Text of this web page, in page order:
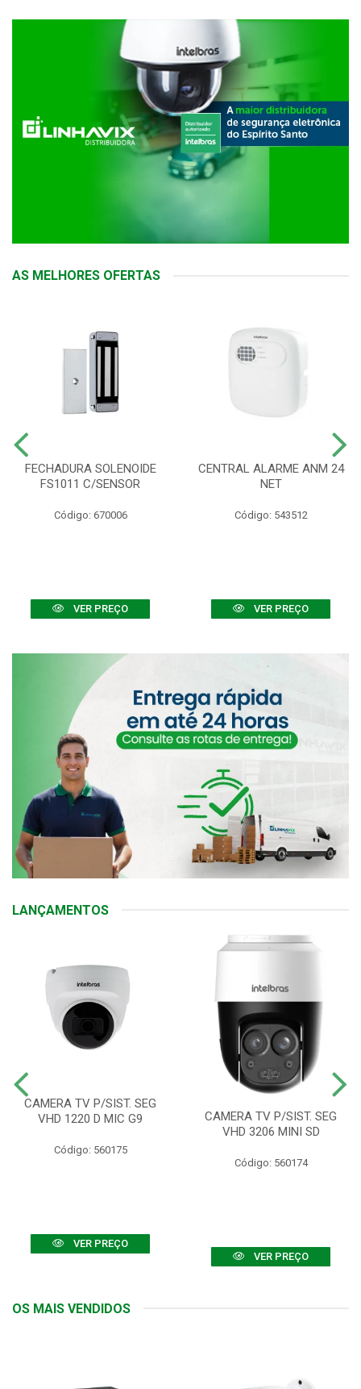
AS MELHORES OFERTAS
FECHADURA SOLENOIDE
FS1011 C/SENSOR
Código: 670006
VER PREÇO
CENTRAL ALARME ANM 24
NET
Código: 543512
VER PREÇO
LANÇAMENTOS
CAMERA TV P/SIST. SEG
VHD 1220 D MIC G9
Código: 560175
VER PREÇO
CAMERA TV P/SIST. SEG
VHD 3206 MINI SD
Código: 560174
VER PREÇO
OS MAIS VENDIDOS